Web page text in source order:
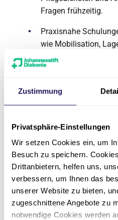
Zustimmung
Privatsphäre-Einstellungen
Wir setzen Cookies ein, um
Besuch zu speichern.
Drittanbietern, helfen uns,
verbessern, um Ihnen das
unserer Website zu bieten,
zugeschnittene Angebote zu
notwendige Cookies werden
Fragen frühzeitig.
Praxisnahe
wie Mobilisation,
Medikamentengabe
Praxisbeispiele
Frau S., pflegende
Mit Hilfe der
wöchentlichen
zwischen ihr, ihrem
Pflegedienst aufteilte. So
Überlastung vermeiden
Pflegequalität